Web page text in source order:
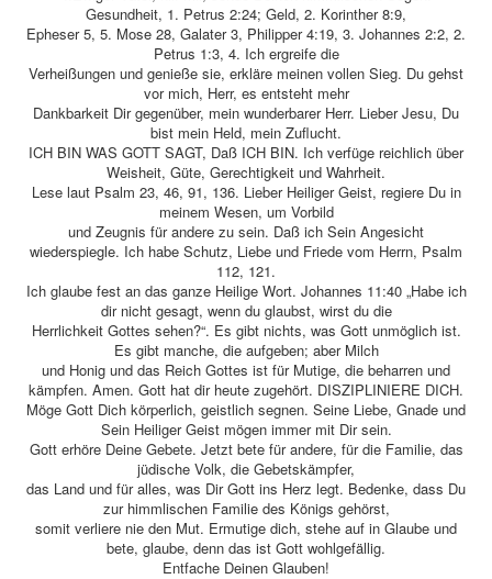
Gesundheit, 1. Petrus 2:24; Geld, 2. Korinther 8:9,
Epheser 5, 5. Mose 28, Galater 3, Philipper 4:19, 3. Johannes 2:2, 2.
Petrus 1:3, 4. Ich ergreife die
Verheißungen und genieße sie, erkläre meinen vollen Sieg. Du gehst
vor mich, Herr, es entsteht mehr
Dankbarkeit Dir gegenüber, mein wunderbarer Herr. Lieber Jesu, Du
bist mein Held, mein Zuflucht.
ICH BIN WAS GOTT SAGT, Daß ICH BIN. Ich verfüge reichlich über
Weisheit, Güte, Gerechtigkeit und Wahrheit.
Lese laut Psalm 23, 46, 91, 136. Lieber Heiliger Geist, regiere Du in
meinem Wesen, um Vorbild
und Zeugnis für andere zu sein. Daß ich Sein Angesicht
wiederspiegle. Ich habe Schutz, Liebe und Friede vom Herrn, Psalm
112, 121.
Ich glaube fest an das ganze Heilige Wort. Johannes 11:40 „Habe ich
dir nicht gesagt, wenn du glaubst, wirst du die
Herrlichkeit Gottes sehen?“. Es gibt nichts, was Gott unmöglich ist.
Es gibt manche, die aufgeben; aber Milch
und Honig und das Reich Gottes ist für Mutige, die beharren und
kämpfen. Amen. Gott hat dir heute zugehört. DISZIPLINIERE DICH.
Möge Gott Dich körperlich, geistlich segnen. Seine Liebe, Gnade und
Sein Heiliger Geist mögen immer mit Dir sein.
Gott erhöre Deine Gebete. Jetzt bete für andere, für die Familie, das
jüdische Volk, die Gebetskämpfer,
das Land und für alles, was Dir Gott ins Herz legt. Bedenke, dass Du
zur himmlischen Familie des Königs gehörst,
somit verliere nie den Mut. Ermutige dich, stehe auf in Glaube und
bete, glaube, denn das ist Gott wohlgefällig.
Entfache Deinen Glauben!